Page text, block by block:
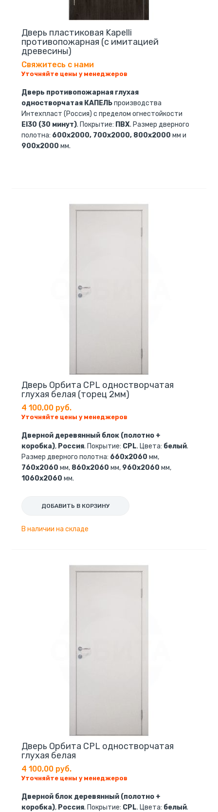
Дверь пластиковая Kapelli
противопожарная (с имитацией
древесины)
Свяжитесь с нами
Уточняйте цены у менеджеров
Дверь противопожарная глухая
одностворчатая КАПЕЛЬпроизводства
Интехпласт (Россия) с пределом огнестойкости
EI30 (30 минут). Покрытие: ПВХ. Размер дверного
полотна: 600х2000, 700х2000, 800х2000 мм и
900х2000 мм.
Дверь Орбита CPL одностворчатая
глухая белая (торец 2мм)
4 100,00 руб.
Уточняйте цены у менеджеров
Дверной деревянный блок (полотно +
коробка), Россия. Покрытие: CPL. Цвета: белый.
Размер дверного полотна: 660х2060 мм,
760х2060 мм, 860х2060 мм, 960х2060 мм,
1060х2060 мм.
ДОБАВИТЬ В КОРЗИНУ
В наличии на складе
Дверь Орбита CPL одностворчатая
глухая белая
4 100,00 руб.
Уточняйте цены у менеджеров
Дверной блок деревянный (полотно +
коробка), Россия. Покрытие: CPL. Цвета: белый.